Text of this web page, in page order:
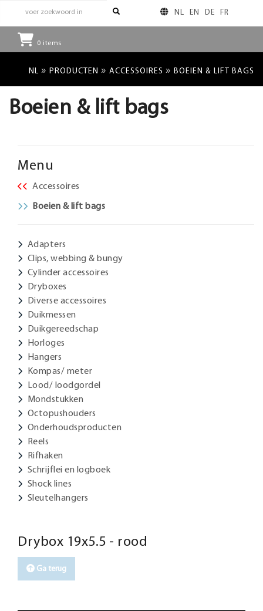
NL EN DE FR
0 items
NL » PRODUCTEN » ACCESSOIRES » BOEIEN & LIFT BAGS
Boeien & lift bags
Menu
Accessoires
Boeien & lift bags
Adapters
Clips, webbing & bungy
Cylinder accessoires
Dryboxes
Diverse accessoires
Duikmessen
Duikgereedschap
Horloges
Hangers
Kompas/ meter
Lood/ loodgordel
Mondstukken
Octopushouders
Onderhoudsproducten
Reels
Rifhaken
Schrijflei en logboek
Shock lines
Sleutelhangers
Drybox 19x5.5 - rood
Ga terug